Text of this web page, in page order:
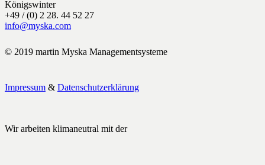
Königswinter
+49 / (0) 2 28. 44 52 27
info@myska.com
© 2019 martin Myska Managementsysteme
Impressum & Datenschutzerklärung
Wir arbeiten klimaneutral mit der